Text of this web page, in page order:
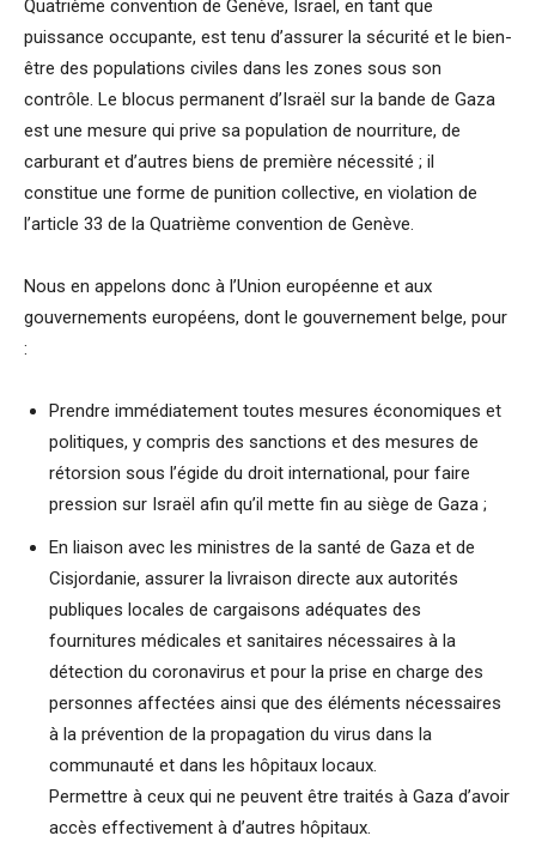
Quatrième convention de Genève, Israël, en tant que
puissance occupante, est tenu d’assurer la sécurité et le bien-
être des populations civiles dans les zones sous son
contrôle. Le blocus permanent d’Israël sur la bande de Gaza
est une mesure qui prive sa population de nourriture, de
carburant et d’autres biens de première nécessité ; il
constitue une forme de punition collective, en violation de
l’article 33 de la Quatrième convention de Genève.
Nous en appelons donc à l’Union européenne et aux
gouvernements européens, dont le gouvernement belge, pour
:
Prendre immédiatement toutes mesures économiques et
politiques, y compris des sanctions et des mesures de
rétorsion sous l’égide du droit international, pour faire
pression sur Israël afin qu’il mette fin au siège de Gaza ;
En liaison avec les ministres de la santé de Gaza et de
Cisjordanie, assurer la livraison directe aux autorités
publiques locales de cargaisons adéquates des
fournitures médicales et sanitaires nécessaires à la
détection du coronavirus et pour la prise en charge des
personnes affectées ainsi que des éléments nécessaires
à la prévention de la propagation du virus dans la
communauté et dans les hôpitaux locaux.
Permettre à ceux qui ne peuvent être traités à Gaza d’avoir
accès effectivement à d’autres hôpitaux.